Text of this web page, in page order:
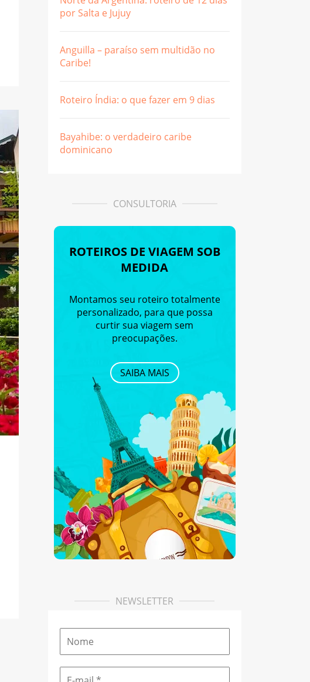
por Salta e Jujuy
Anguilla – paraíso sem multidão no
Caribe!
Roteiro Índia: o que fazer em 9 dias
Bayahibe: o verdadeiro caribe
dominicano
CONSULTORIA
ROTEIROS DE VIAGEM SOB
MEDIDA
Montamos seu roteiro totalmente
personalizado, para que possa
curtir sua viagem sem
preocupações.
SAIBA MAIS
NEWSLETTER